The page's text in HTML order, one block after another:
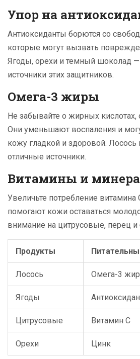
Упор на
Антиоксиданты борются со
которые могут вызвать
Ягоды, орехи и темный шоколад —
источники этих защитников.
Омега-3 жиры
Не забывайте о жирных кислотах,
Они уменьшают воспаления и
кожу гладкой и здоровой. Лосось
отличные источники.
Витамины и
Увеличьте потребление витамина
помогают кожи оставаться
внимание на цитрусовые, перец и
Продукты
Лосось Омега-3
Ягоды
Цитрусовые Витамин C
Орехи Цинк